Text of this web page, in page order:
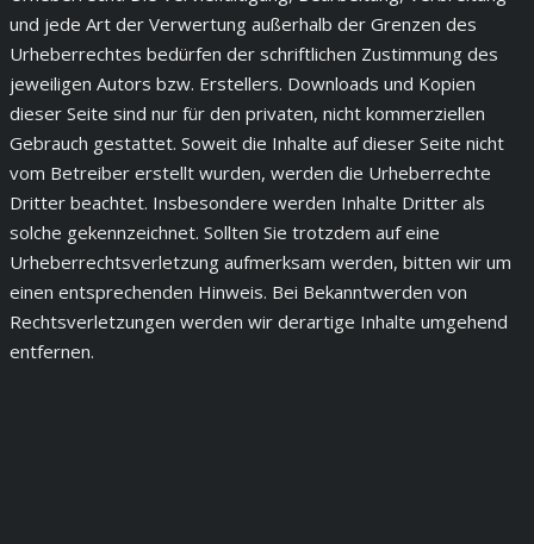
und jede Art der Verwertung außerhalb der Grenzen des
Urheberrechtes bedürfen der schriftlichen Zustimmung des
jeweiligen Autors bzw. Erstellers. Downloads und Kopien
dieser Seite sind nur für den privaten, nicht kommerziellen
Gebrauch gestattet. Soweit die Inhalte auf dieser Seite nicht
vom Betreiber erstellt wurden, werden die Urheberrechte
Dritter beachtet. Insbesondere werden Inhalte Dritter als
solche gekennzeichnet. Sollten Sie trotzdem auf eine
Urheberrechtsverletzung aufmerksam werden, bitten wir um
einen entsprechenden Hinweis. Bei Bekanntwerden von
Rechtsverletzungen werden wir derartige Inhalte umgehend
entfernen.